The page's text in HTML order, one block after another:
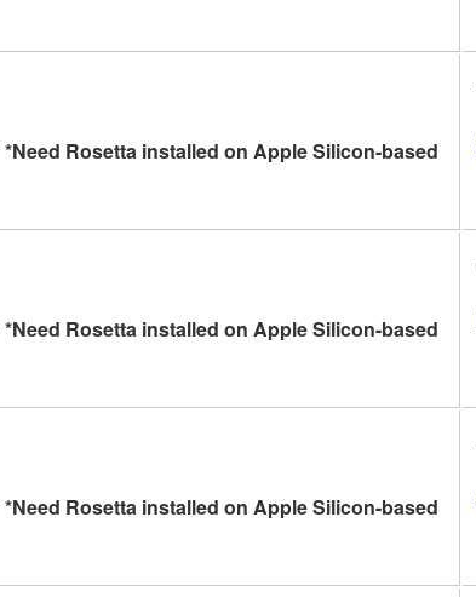
*Need Rosetta installed on Apple Silicon-based
*Need Rosetta installed on Apple Silicon-based
*Need Rosetta installed on Apple Silicon-based